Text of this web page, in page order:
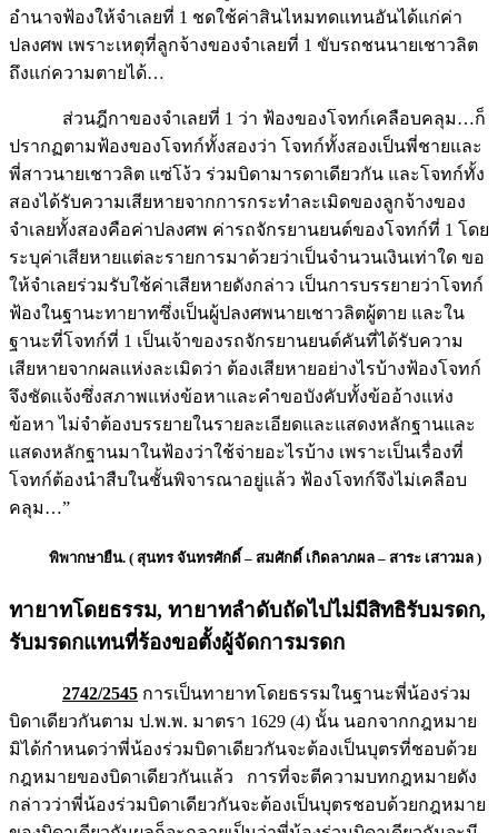
อำนาจฟ้องให้จำเลยที่ 1 ชดใช้ค่าสินไหมทดแทนอันได้แก่ค่า
ปลงศพ เพราะเหตุที่ลูกจ้างของจำเลยที่ 1 ขับรถชนนายเชาวลิต
ถึงแก่ความตายได้…
ส่วนฎีกาของจำเลยที่ 1 ว่า ฟ้องของโจทก์เคลือบคลุม…ก็
ปรากฏตามฟ้องของโจทก์ทั้งสองว่า โจทก์ทั้งสองเป็นพี่ชายและ
พี่สาวนายเชาวลิต แซ่โง้ว ร่วมบิดามารดาเดียวกัน และโจทก์ทั้ง
สองได้รับความเสียหายจากการกระทำละเมิดของลูกจ้างของ
จำเลยทั้งสองคือค่าปลงศพ ค่ารถจักรยานยนต์ของโจทก์ที่ 1 โดย
ระบุค่าเสียหายแต่ละรายการมาด้วยว่าเป็นจำนวนเงินเท่าใด ขอ
ให้จำเลยร่วมรับใช้ค่าเสียหายดังกล่าว เป็นการบรรยายว่าโจทก์
ฟ้องในฐานะทายาทซึ่งเป็นผู้ปลงศพนายเชาวลิตผู้ตาย และใน
ฐานะที่โจทก์ที่ 1 เป็นเจ้าของรถจักรยานยนต์คันที่ได้รับความ
เสียหายจากผลแห่งละเมิดว่า ต้องเสียหายอย่างไรบ้างฟ้องโจทก์
จึงชัดแจ้งซึ่งสภาพแห่งข้อหาและคำขอบังคับทั้งข้ออ้างแห่ง
ข้อหา ไม่จำต้องบรรยายในรายละเอียดและแสดงหลักฐานและ
แสดงหลักฐานมาในฟ้องว่าใช้จ่ายอะไรบ้าง เพราะเป็นเรื่องที่
โจทก์ต้องนำสืบในชั้นพิจารณาอยู่แล้ว ฟ้องโจทก์จึงไม่เคลือบ
คลุม…”
พิพากษายืน. ( สุนทร จันทรศักดิ์ – สมศักดิ์ เกิดลาภผล – สาระ เสาวมล )
ทายาทโดยธรรม, ทายาทลำดับถัดไปไม่มีสิทธิรับมรดก,
รับมรดกแทนที่ร้องขอตั้งผู้จัดการมรดก
2742/2545 การเป็นทายาทโดยธรรมในฐานะพี่น้องร่วม
บิดาเดียวกันตาม ป.พ.พ. มาตรา 1629 (4) นั้น นอกจากกฎหมาย
มิได้กำหนดว่าพี่น้องร่วมบิดาเดียวกันจะต้องเป็นบุตรที่ชอบด้วย
กฎหมายของบิดาเดียวกันแล้ว การที่จะตีความบทกฎหมายดัง
กล่าวว่าพี่น้องร่วมบิดาเดียวกันจะต้องเป็นบุตรชอบด้วยกฎหมาย